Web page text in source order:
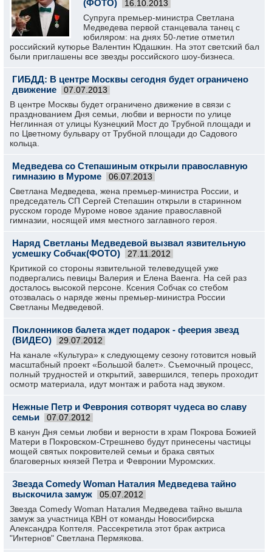
(ФОТО)
16.10.2013
Супруга премьер-министра Светлана
Медведева первой станцевала танец с
юбиляром: на днях 50-летие отметил
российский кутюрье Валентин Юдашкин. На этот светский бал
были приглашены все звезды российского шоу-бизнеса.
ГИБДД: В центре Москвы сегодня будет ограничено
движение
07.07.2013
В центре Москвы будет ограничено движение в связи с
празднованием Дня семьи, любви и верности по улице
Неглинная от улицы Кузнецкий Мост до Трубной площади и
по Цветному бульвару от Трубной площади до Садового
кольца.
Медведева со Степашиным открыли православную
гимназию в Муроме
06.07.2013
Светлана Медведева, жена премьер-министра России, и
председатель СП Сергей Степашин открыли в старинном
русском городе Муроме новое здание православной
гимназии, носящей имя местного заглавного героя.
Наряд Светланы Медведевой вызвал язвительную
усмешку Собчак(ФОТО)
27.11.2012
Критикой со стороны язвительной телеведущей уже
подвергались певицы Валерия и Елена Ваенга. На сей раз
досталось высокой персоне. Ксения Собчак со стебом
отозвалась о наряде жены премьер-министра России
Светланы Медведевой.
Поклонников балета ждет подарок - феерия звезд
(ВИДЕО)
29.07.2012
На канале «Культура» к следующему сезону готовится новый
масштабный проект «Большой балет». Съемочный процесс,
полный трудностей и открытий, завершился, теперь проходит
осмотр материала, идут монтаж и работа над звуком.
Нежные Петр и Феврония сотворят чудеса во славу
семьи
07.07.2012
В канун Дня семьи любви и верности в храм Покрова Божией
Матери в Покровском-Стрешнево будут принесены частицы
мощей святых покровителей семьи и брака святых
благоверных князей Петра и Февронии Муромских.
Звезда Comedy Woman Наталия Медведева тайно
выскочила замуж
05.07.2012
Звезда Comedy Woman Наталия Медведева тайно вышла
замуж за участница КВН от команды Новосибирска
Александра Коптеля. Рассекретила этот брак актриса
"Интернов" Светлана Пермякова.